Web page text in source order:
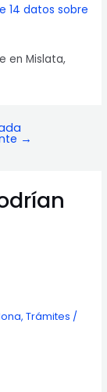
14 datos sobre
en Mislata,
→
,Trámites /